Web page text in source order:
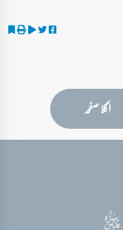
اگلا صفحہ
قدس‌سره